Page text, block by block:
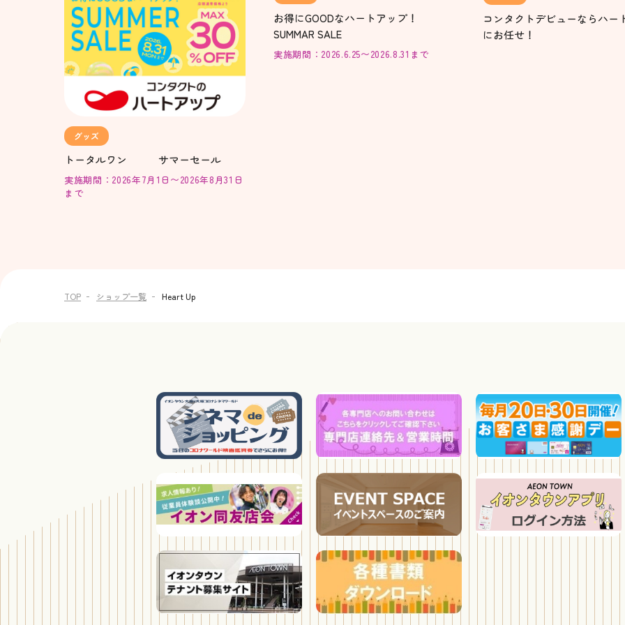
グッズ
トータルワン サマーセール
実施期間：2026年7月1日〜2026年8月31日
まで
お得にGOODなハートアップ！
SUMMAR SALE
実施期間：2026.6.25〜2026.8.31まで
コンタクトデビューならハー
にお任せ！
TOP ショップ一覧 Heart Up